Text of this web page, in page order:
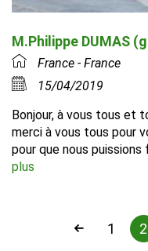
M.Philippe DUMAS
France - France
15/04/2019
Bonjour, à vous tous et
merci à vous tous pour
pour que nous
plus
1 2